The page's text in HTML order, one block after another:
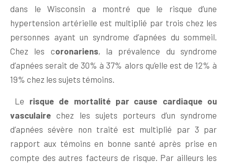
dans le Wisconsin a montré que le risque d’une
hypertension artérielle est multiplié par trois chez les
personnes ayant un syndrome d’apnées du sommeil.
Chez les coronariens, la prévalence du syndrome
d’apnées serait de 30% à 37% alors qu’elle est de 12% à
19% chez les sujets témoins.
Le risque de mortalité par cause cardiaque ou
vasculaire chez les sujets porteurs d’un syndrome
d’apnées sévère non traité est multiplié par 3 par
rapport aux témoins en bonne santé après prise en
compte des autres facteurs de risque. Par ailleurs les